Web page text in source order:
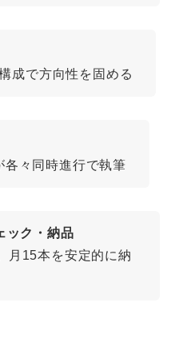
成で方向性を固める
各々同時進行で執筆
ック・納品
月15本を安定的に納